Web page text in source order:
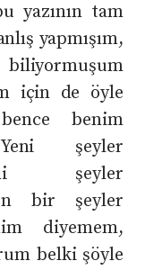
yazının tam
yapmışım,
biliyormuşum
için de öyle
benim
şeyler
şeyler
bir şeyler
diyemem,
belki şöyle